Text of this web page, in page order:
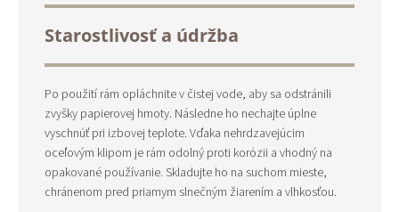
Starostlivosť a údržba
Po použití rám opláchnite v čistej vode, aby sa odstránili
zvyšky papierovej hmoty. Následne ho nechajte úplne
vyschnúť pri izbovej teplote. Vďaka nehrdzavejúcim
oceľovým klipom je rám odolný proti korózii a vhodný na
opakované používanie. Skladujte ho na suchom mieste,
chránenom pred priamym slnečným žiarením a vlhkosťou.